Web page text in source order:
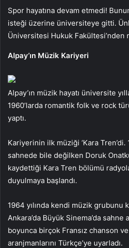
Spor hayatına devam etmedi!
isteği üzerine üniversiteye gitti.
Üniversitesi Hukuk Fakültesi’nden
Alpay’ın Müzik Kariyeri
Alpay’ın müzik hayatı üniversite
1960’larda romantik folk ve rock
yaptı.
Kariyerinin ilk müziği ‘Kara Tren’di.
sahnede bile değilken Doruk
kaydettiği Kara Tren bölümü
duyulmaya başlandı.
1964 yılında kendi müzik grubunu
Ankara’da Büyük Sinema’da sahne
boyunca birçok Fransız chanson
aranjmanlarını Türkçe’ye uyarladı.